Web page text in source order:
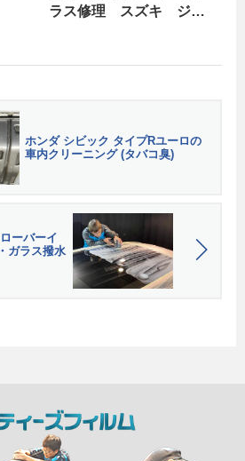
ラス修理 スズキ ジム
ホンダ シビック タイプRユーロの
車内クリーニング (タバコ臭)
ーバーイ
ガラス撥水